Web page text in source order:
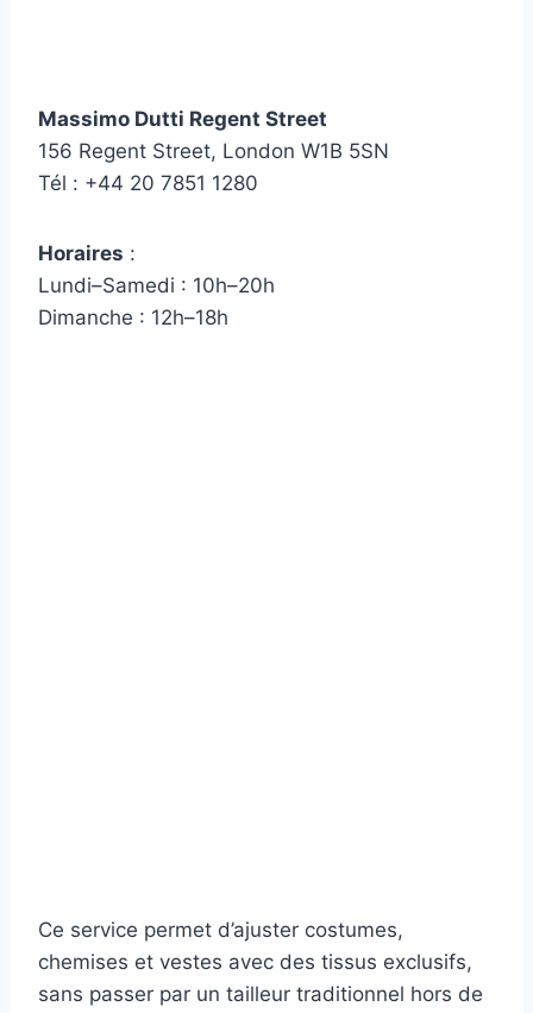
Massimo Dutti Regent Street
156 Regent Street, London W1B 5SN
Tél : +44 20 7851 1280
Horaires :
Lundi–Samedi : 10h–20h
Dimanche : 12h–18h
Ce service permet d’ajuster costumes,
chemises et vestes avec des tissus exclusifs,
sans passer par un tailleur traditionnel hors de